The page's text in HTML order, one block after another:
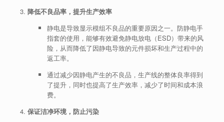
降低不良品率，提升生产效率
静电是导致显示模组不良品的重要原因之一。防静电手
指套的使用，能够有效避免静电放电（ESD）带来的风
险，从而降低了因静电导致的元件损坏和生产过程中的
返工率。
通过减少因静电产生的不良品，生产线的整体良率得到
了提升，同时也提高了生产效率，减少了时间和成本浪
费。
保证洁净环境，防止污染